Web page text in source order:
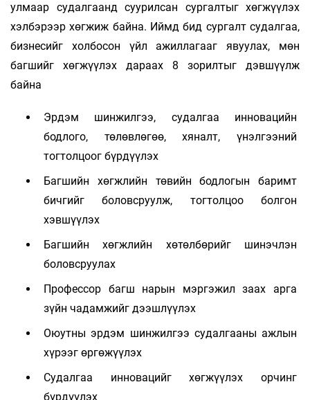
улмаар судалгаанд суурилсан сургалтыг хөгжүүлэх
хэлбэрээр хөгжиж байна. Иймд бид сургалт судалгаа,
бизнесийг холбосон үйл ажиллагааг явуулах, мөн
багшийг хөгжүүлэх дараах 8 зорилтыг дэвшүүлж
байна
Эрдэм шинжилгээ, судалгаа инновацийн
бодлого, төлөвлөгөө, хяналт, үнэлгээний
тогтолцоог бүрдүүлэх
Багшийн хөгжлийн төвийн бодлогын баримт
бичгийг боловсруулж, тогтолцоо болгон
хэвшүүлэх
Багшийн хөгжлийн хөтөлбөрийг шинэчлэн
боловсруулах
Профессор багш нарын мэргэжил заах арга
зүйн чадамжийг дээшлүүлэх
Оюутны эрдэм шинжилгээ судалгааны ажлын
хүрээг өргөжүүлэх
Судалгаа инновацийг хөгжүүлэх орчинг
бүрдүүлэх